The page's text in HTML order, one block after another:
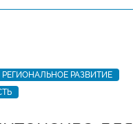
РЕГИОНАЛЬНОЕ РАЗВИТИЕ